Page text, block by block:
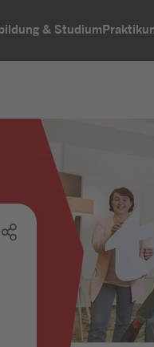
& Studium